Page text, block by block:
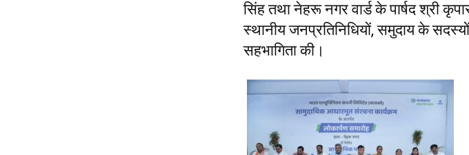
सिंह तथा नेहरू नगर वार्ड के पार्षद श्री
स्थानीय जनप्रतिनिधियों, समुदाय के
सहभागिता की।